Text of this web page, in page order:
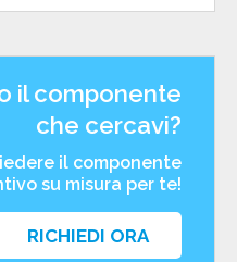
il componente
che cercavi?
il componente
su misura per te!
RICHIEDI ORA